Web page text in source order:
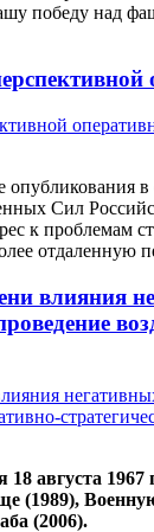
победу над
в
Сил
к
отдаленную
влияния
августа
(1989),
(2006).